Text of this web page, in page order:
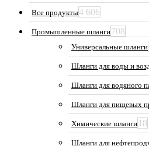
Все продукты4 606
Промышленные шланги708
Универсальные шланги
Шланги для воды и
Шланги для водяного
Шланги для пищевых
Химические шланги 18
Шланги для